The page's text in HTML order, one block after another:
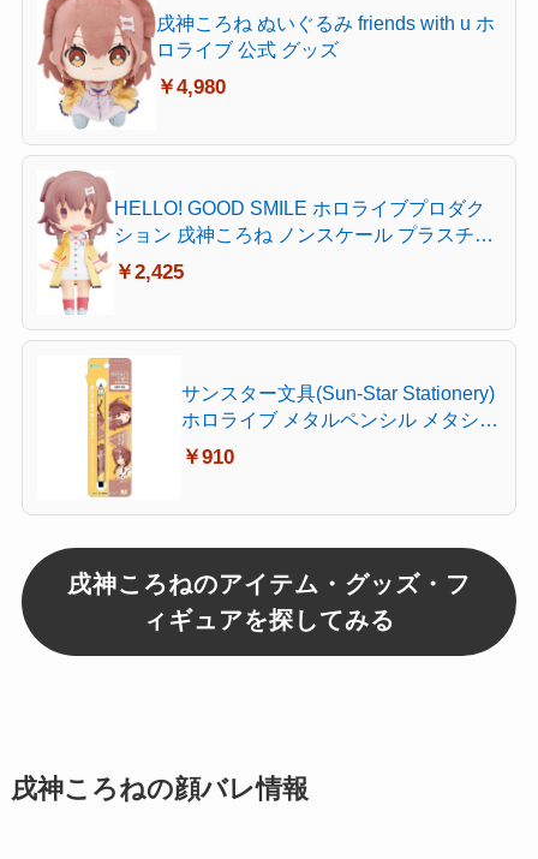
戌神ころね ぬいぐるみ friends with u ホ
ロライブ 公式 グッズ
￥4,980
HELLO! GOOD SMILE ホロライブプロダク
ション 戌神ころね ノンスケール プラスチッ
ク製 塗装済み可動フィギュア
￥2,425
サンスター文具(Sun-Star Stationery)
ホロライブ メタルペンシル メタシル
ライトノック hololive Vtuber 戌神こ
￥910
戌神ころねのアイテム・グッズ・フ
ィギュアを探してみる
戌神ころねの顔バレ情報